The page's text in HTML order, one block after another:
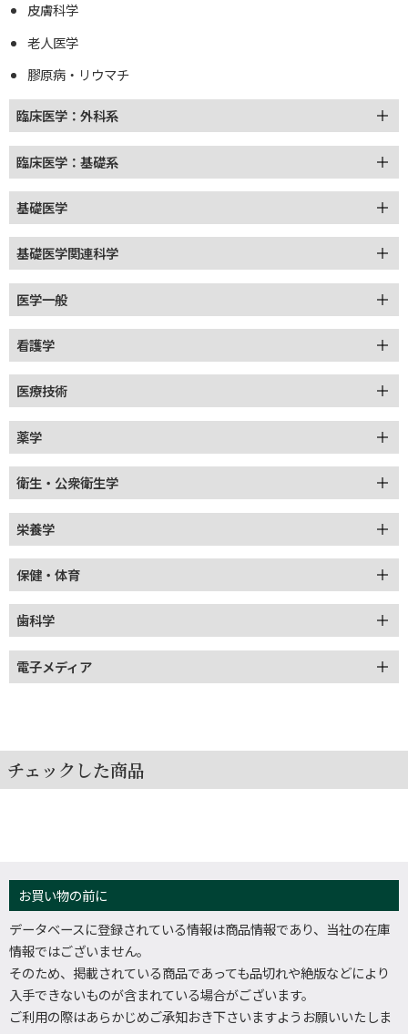
皮膚科学
老人医学
膠原病・リウマチ
臨床医学：外科系
臨床医学：基礎系
基礎医学
基礎医学関連科学
医学一般
看護学
医療技術
薬学
衛生・公衆衛生学
栄養学
保健・体育
歯科学
電子メディア
チェックした商品
お買い物の前に
データベースに登録されている情報は商品情報であり、当社の在庫
情報ではございません。
そのため、掲載されている商品であっても品切れや絶版などにより
入手できないものが含まれている場合がございます。
ご利用の際はあらかじめご承知おき下さいますようお願いいたしま